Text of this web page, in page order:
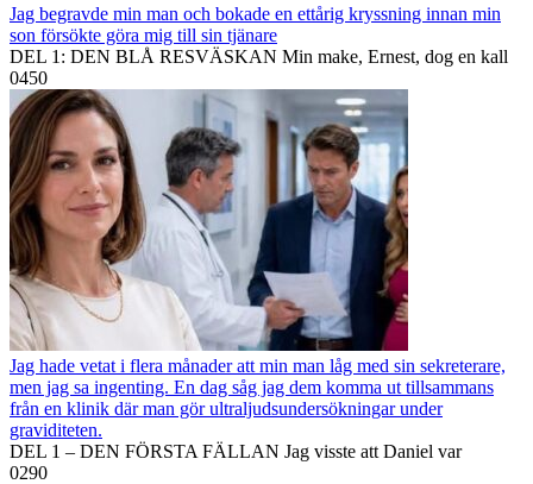
Jag begravde min man och bokade en ettårig kryssning innan min
son försökte göra mig till sin tjänare
DEL 1: DEN BLÅ RESVÄSKAN Min make, Ernest, dog en kall
0450
Jag hade vetat i flera månader att min man låg med sin sekreterare,
men jag sa ingenting. En dag såg jag dem komma ut tillsammans
från en klinik där man gör ultraljudsundersökningar under
graviditeten.
DEL 1 – DEN FÖRSTA FÄLLAN Jag visste att Daniel var
0290